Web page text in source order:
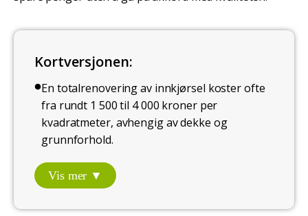
Kortversjonen:
En totalrenovering av innkjørsel koster ofte
fra rundt 1 500 til 4 000 kroner per
kvadratmeter, avhengig av dekke og
grunnforhold.
Vis mer ▼